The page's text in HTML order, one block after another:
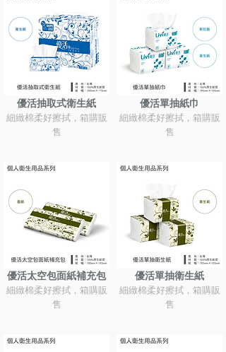
優活抽取式衛生紙
細緻棉柔好擦拭，箱購販
售
優活太空包面紙補充包
細緻棉柔好擦拭，箱購販
售
優活單抽紙巾
細緻棉柔好擦拭，箱購販
售
優活單抽衛生紙
細緻棉柔好擦拭，箱購販
售